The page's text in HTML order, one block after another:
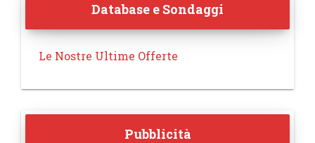
Database e Sondaggi
Le Nostre Ultime Offerte
Pubblicità